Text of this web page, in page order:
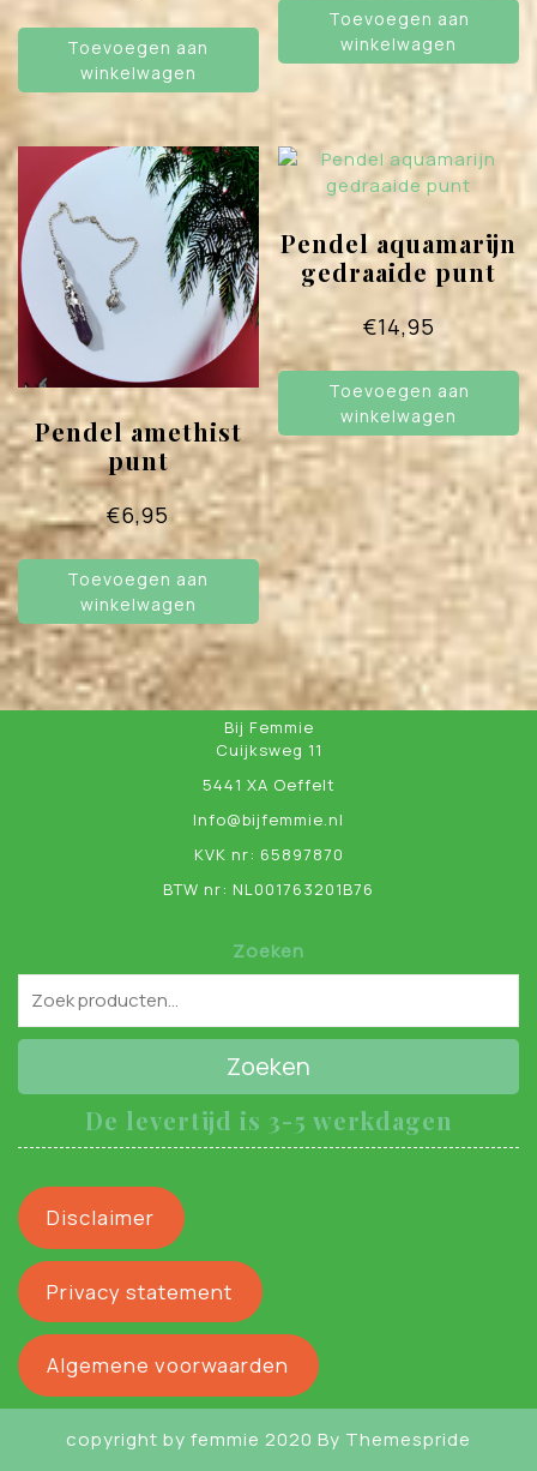
Toevoegen aan
winkelwagen
Toevoegen aan
winkelwagen
Pendel amethist
punt
€6,95
Toevoegen aan
winkelwagen
Pendel aquamarijn
gedraaide punt
€14,95
Toevoegen aan
winkelwagen
Bij Femmie
Cuijksweg 11
5441 XA Oeffelt
Info@bijfemmie.nl
KVK nr: 65897870
BTW nr: NL001763201B76
Zoeken
Zoeken
De levertijd is 3-5 werkdagen
Disclaimer
Privacy statement
Algemene voorwaarden
copyright by femmie 2020 By Themespride